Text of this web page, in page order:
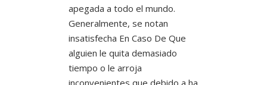
apegada a todo el mundo.
Generalmente, se notan
insatisfecha En Caso De Que
alguien le quita demasiado
tiempo o le arroja
inconvenientes que debido a ha